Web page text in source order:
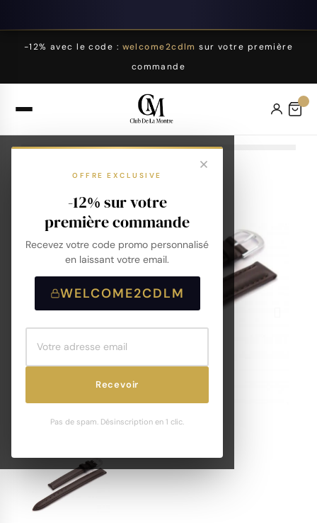
-12% avec le code : welcome2cdlm sur votre première
commande
OFFRE EXCLUSIVE
-12% sur votre
première commande
Recevez votre code promo personnalisé
en laissant votre email.
WELCOME2CDLM
Recevoir
Pas de spam. Désinscription en 1 clic.